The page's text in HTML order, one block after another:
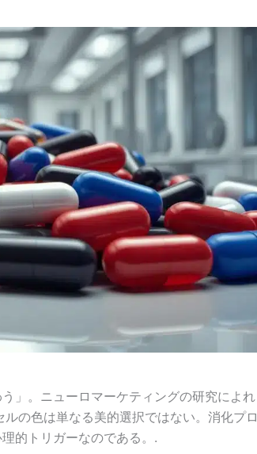
」。ニューロマーケティングの研究によれ
の色は単なる美的選択ではない。消化プロ
的トリガーなのである。.